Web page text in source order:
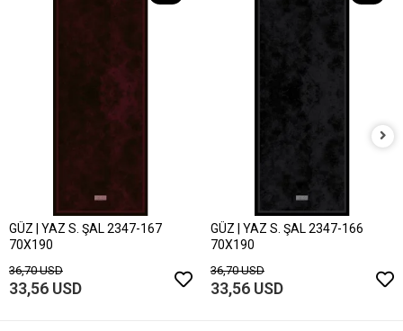
GÜZ | YAZ S. ŞAL 2347-167
70X190
36,70 USD
33,56 USD
GÜZ | YAZ S. ŞAL 2347-166
70X190
36,70 USD
33,56 USD